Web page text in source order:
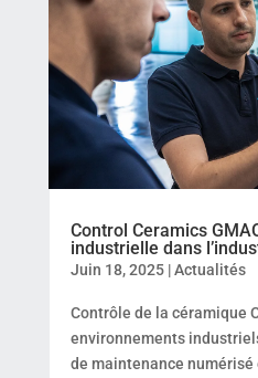
Control Ceramics
industrielle dans
Juin 18, 2025|Actualités
Contrôle de la céramique
environnements
de maintenance